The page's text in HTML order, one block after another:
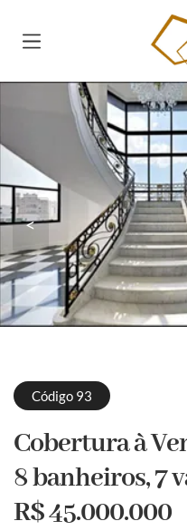
<
Código 93
Cobertura à
8 banheiros, 7
R$ 45.000.000